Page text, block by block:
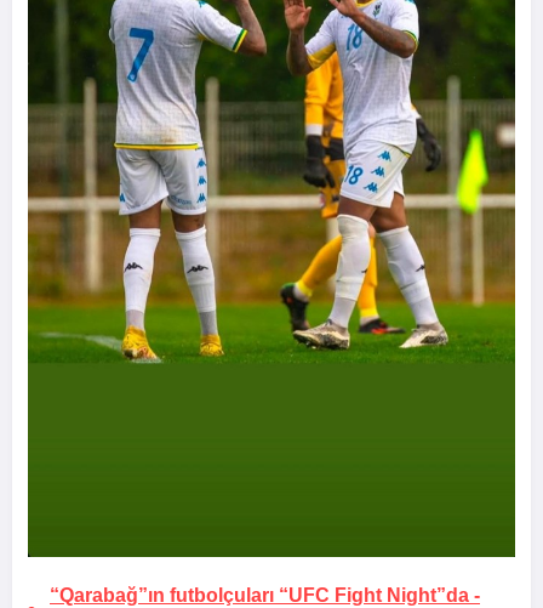
“Qarabağ”ın futbolçuları “UFC Fight Night”da -